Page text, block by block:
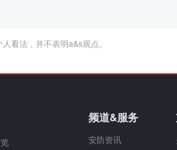
看法，并不表明a&s观点。
频道&服务
安防资讯